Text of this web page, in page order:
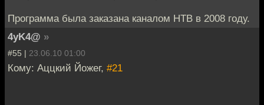
Программа была заказана каналом НТВ в 2008 году.
4yK4@ »
#55 | 23.06.10 01:00
Кому: Аццкий Йожег, #21